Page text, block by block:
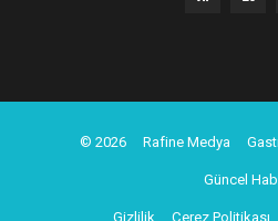
© 2026 Rafine Medya
Güncel
Gizlilik Çerez Politikası